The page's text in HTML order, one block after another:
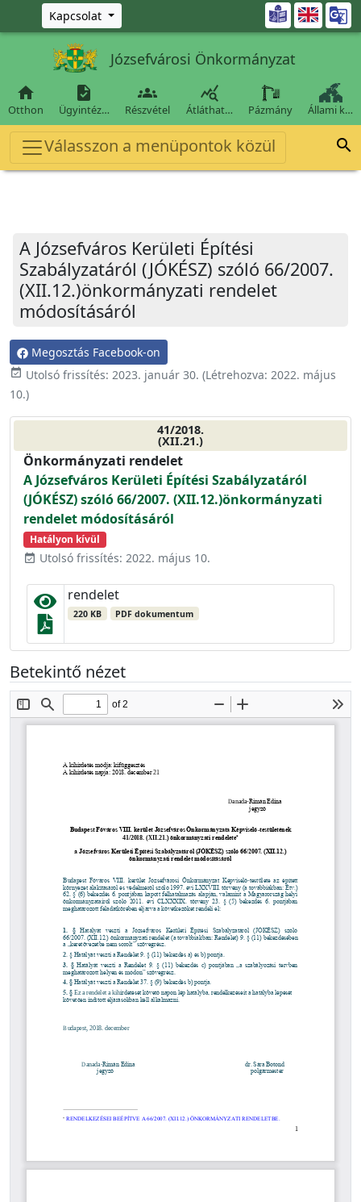
Ugrás a fő tartalomra
Kapcsolat 
Józsefvárosi Önkormányzat

Otthon

Ügyintéz…

Részvétel

Átláthat… Pázmány Állami k…
Válasszon a menüpontok közül 
A Józsefváros Kerületi Építési
Szabályzatáról (JÓKÉSZ) szóló 66/2007.
(XII.12.)önkormányzati rendelet
módosításáról
Megosztás Facebook-on
event_available Utolsó frissítés: 2023. január 30. (Létrehozva: 2022. május
10.)
41/2018.
(XII.21.)
Önkormányzati rendelet
A Józsefváros Kerületi Építési Szabályzatáról
(JÓKÉSZ) szóló 66/2007. (XII.12.)önkormányzati
rendelet módosításáról
Hatályon kívül
event_available Utolsó frissítés: 2022. május 10.
rendelet
220 KB PDF dokumentum
Betekintő nézet